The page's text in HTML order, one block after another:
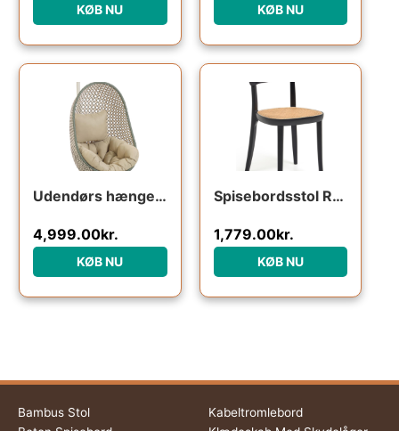
KØB NU KØB NU
Udendørs hængestol Kave Home Cira i håndflettet polyrattan med beige hynder og pulverlakeret stålstativ
4,999.00kr.
KØB NU
Spisebordsstol Romane fra Kave Home i massivt bøgetræ og rattan sort
1,779.00kr.
KØB NU
Bambus Stol
Kabeltromlebord